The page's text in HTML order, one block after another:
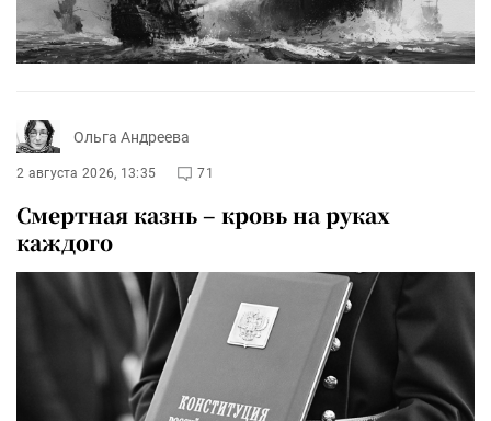
Ольга Андреева
2 августа 2026, 13:35 71
Смертная казнь – кровь на руках
каждого